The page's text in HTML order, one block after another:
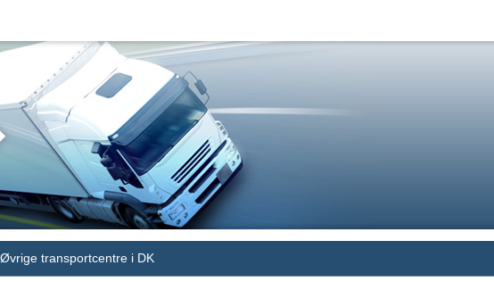
Øvrige transportcentre i DK